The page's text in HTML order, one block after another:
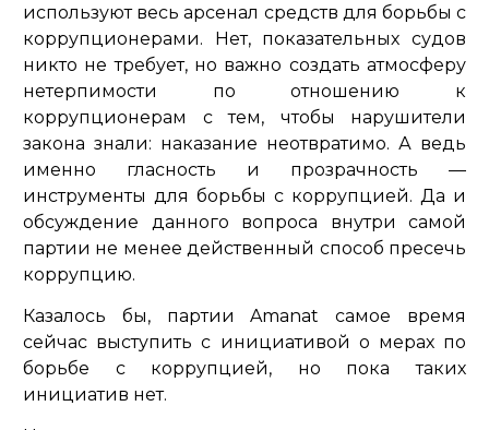
используют весь арсенал средств для борьбы с
коррупционерами. Нет, показательных судов
никто не требует, но важно создать атмосферу
нетерпимости по отношению к
коррупционерам с тем, чтобы нарушители
закона знали: наказание неотвратимо. А ведь
именно гласность и прозрачность —
инструменты для борьбы с коррупцией. Да и
обсуждение данного вопроса внутри самой
партии не менее действенный способ пресечь
коррупцию.
Казалось бы, партии Amanat самое время
сейчас выступить с инициативой о мерах по
борьбе с коррупцией, но пока таких
инициатив нет.